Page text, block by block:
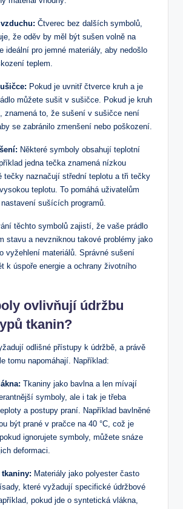
Čtverec bez dalších symbolů,
že oděv by měl být sušen volně na
ideální pro jemné materiály, aby nedošlo
teplem.
Pokud je uvnitř čtverce kruh a je
můžete sušit v sušičce. Pokud je kruh
znamená to, že sušení v sušičce není
se zabránilo zmenšení nebo poškození.
Některé symboly obsahují teplotní
jedna tečka znamená nízkou
tečky naznačují střední teplotu a tři tečky
teplotu. To pomáhá uživatelům
sušících programů.
těchto symbolů zajistí, že vaše prádlo
stavu a nevzniknou takové problémy jako
vyžehlení materiálů. Správné sušení
k úspoře energie a ochrany životního
ovlivňují údržbu
tkanin?
odlišné přístupy k údržbě, a právě
tomu napomáhají. Například:
Tkaniny jako bavlna a len mívají
symboly, ale i tak je třeba
a postupy praní. Například bavlněné
být prané v pračce na 40 °C, což je
ignorujete symboly, můžete snáze
deformaci.
Materiály jako polyester často
které vyžadují specifické údržbové
pokud jde o syntetická vlákna,